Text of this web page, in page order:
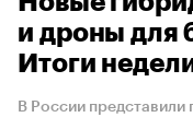
и дроны для
Итоги
В России